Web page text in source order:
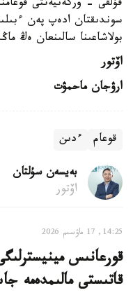
قۇلقى - وركەنيەتتى
سوندىقتان ادەپ پەن
بولاشاعىنا سالىنعان ەڭ
اۆتور
ارۋجان ماحمۋت
قوعام ءدىن
بەيسەن سۇلتان
اۆتور
14:25, 17 ماۋسىم 2026
قورعانىس
قاتىستى مالىمدەمە